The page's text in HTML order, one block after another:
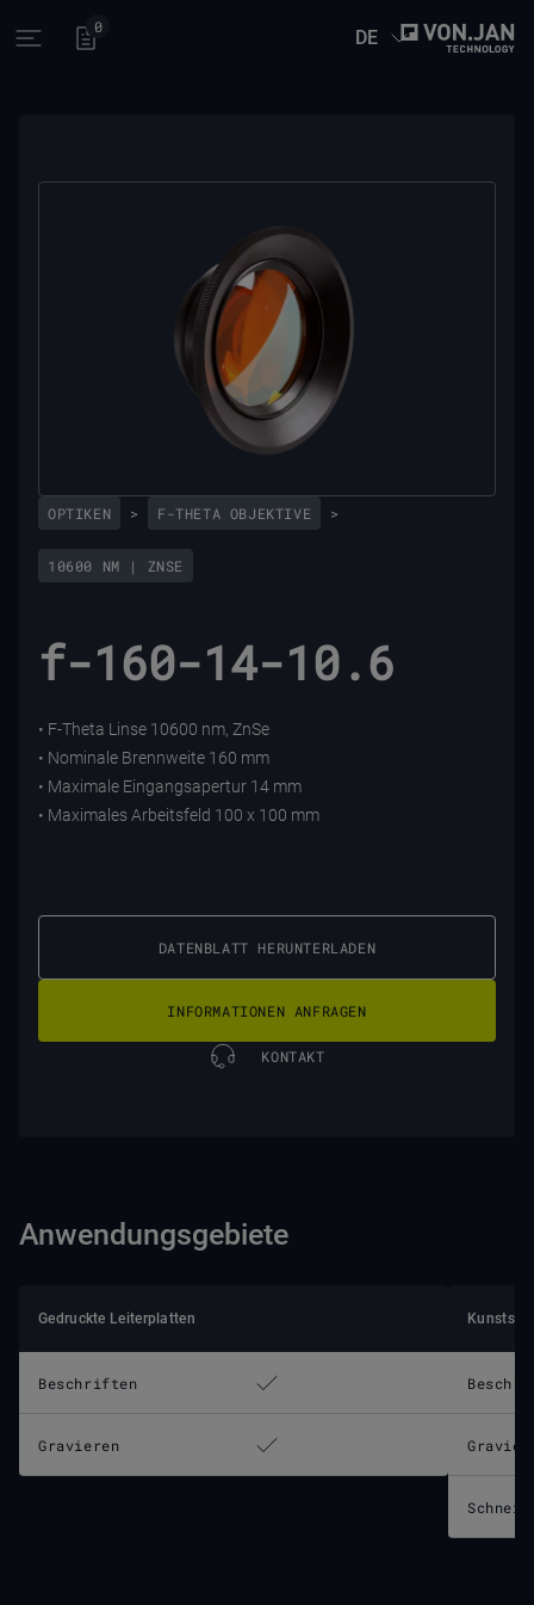
Open main menu
0 DE
OPTIKEN > F-THETA OBJEKTIVE >
10600 NM | ZNSE
f-160-14-10.6
• F-Theta Linse 10600 nm, ZnSe
• Nominale Brennweite 160 mm
• Maximale Eingangsapertur 14 mm
• Maximales Arbeitsfeld 100 x 100 mm
DATENBLATT HERUNTERLADEN
INFORMATIONEN ANFRAGEN
KONTAKT
Anwendungsgebiete
Gedruckte Leiterplatten
Beschriften
Gravieren